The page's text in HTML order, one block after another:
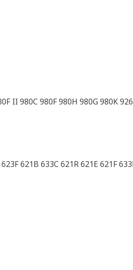
II 980C 980F 980H 980G 980K
621B 633C 621R 621E 621F